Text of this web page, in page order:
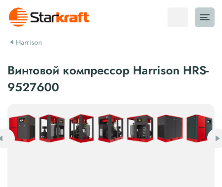
Harrison
Винтовой компрессор Harrison HRS-
9527600